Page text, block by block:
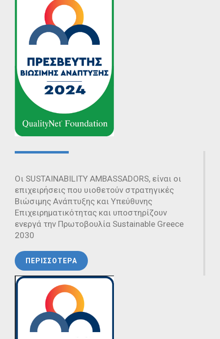
Oι SUSTAINABILITY AMBASSADORS, είναι οι
επιχειρήσεις που υιοθετούν στρατηγικές
Βιώσιμης Ανάπτυξης και Υπεύθυνης
Επιχειρηματικότητας και υποστηρίζουν
ενεργά την Πρωτοβουλία Sustainable Greece
2030
ΠΕΡΙΣΣΟΤΕΡΑ